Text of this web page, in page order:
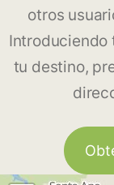
otros
Introduciendo
tu destino,